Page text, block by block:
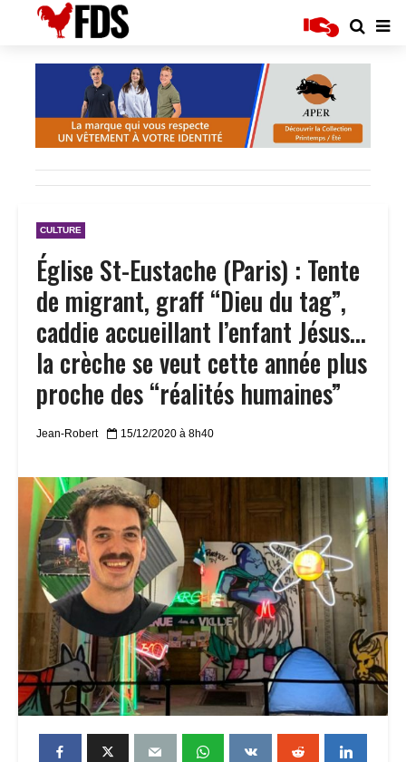
CULTURE
Église St-Eustache (Paris) : Tente
de migrant, graff “Dieu du tag”,
caddie accueillant l’enfant Jésus…
la crèche se veut cette année plus
proche des “réalités humaines”
Jean-Robert 15/12/2020 à 8h40